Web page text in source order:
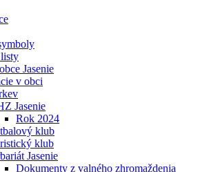
Jasenie
v obci
Jasenie
Rok 2024
klub
klub
Jasenie
Dokumenty z valného zhromaždenia